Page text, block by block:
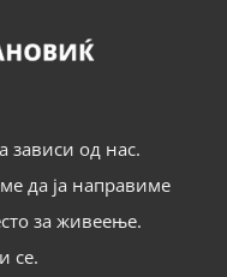
зависи од нас.
да ја направиме
за живеење.
се.